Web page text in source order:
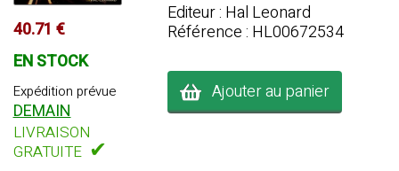
40.71 €
EN STOCK
Expédition prévue
DEMAIN
LIVRAISON
GRATUITE ✔
Editeur : Hal Leonard
Référence : HL00672534
Ajouter au panier